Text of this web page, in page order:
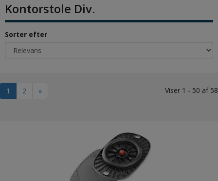
Kontorstole Div.
Sorter efter
Viser 1 - 50 af 58
1 2 »